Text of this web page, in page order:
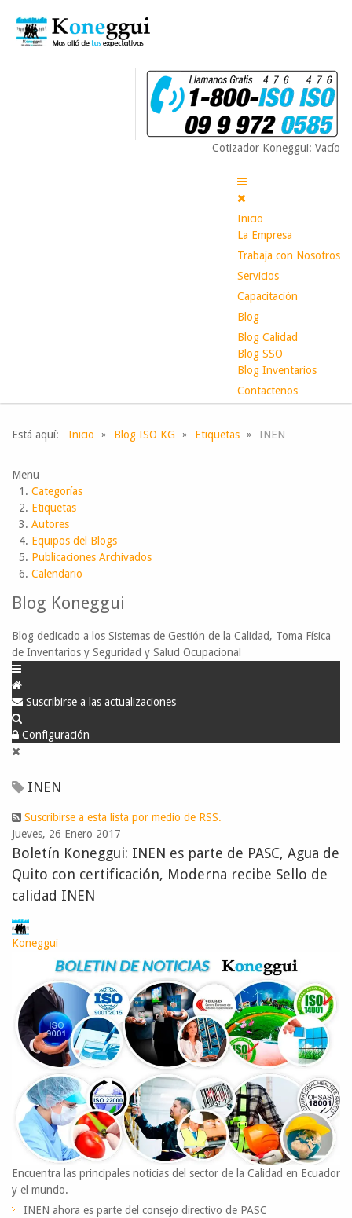
Cotizador Koneggui: Vacío
Inicio
La Empresa
Trabaja con Nosotros
Servicios
Capacitación
Blog
Blog Calidad
Blog SSO
Blog Inventarios
Contactenos
Está aquí: Inicio Blog ISO KG Etiquetas INEN
Menu
Categorías
Etiquetas
Autores
Equipos del Blogs
Publicaciones Archivados
Calendario
Blog Koneggui
Blog dedicado a los Sistemas de Gestión de la Calidad, Toma Física
de Inventarios y Seguridad y Salud Ocupacional
Suscribirse a las actualizaciones
Configuración
INEN
Suscribirse a esta lista por medio de RSS.
Jueves, 26 Enero 2017
Boletín Koneggui: INEN es parte de PASC, Agua de
Quito con certificación, Moderna recibe Sello de
calidad INEN
Koneggui
Encuentra las principales noticias del sector de la Calidad en Ecuador
y el mundo.​
​INEN ahora es parte del consejo directivo de PASC